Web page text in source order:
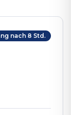
nach 8 Std.